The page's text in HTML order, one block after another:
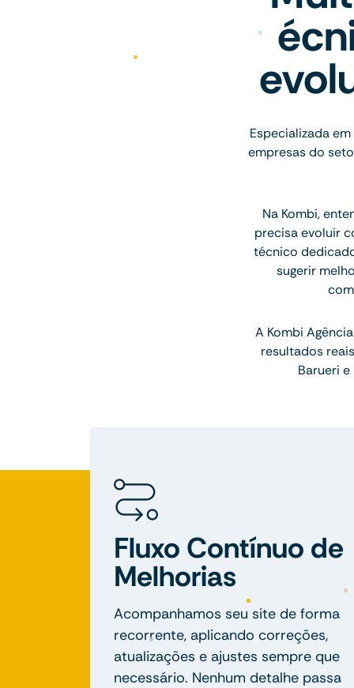
Especializada
empresas do
Na Kombi,
precisa evoluir
técnico
sugerir
A Kombi
resultados
Barueri
Fluxo Contínuo de
Melhorias
Acompanhamos seu site de forma
recorrente, aplicando correções,
atualizações e ajustes sempre que
necessário. Nenhum detalhe passa